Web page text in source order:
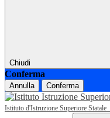
Chiudi
Conferma
Annulla Conferma
Istituto d'Istruzione Superiore Statale